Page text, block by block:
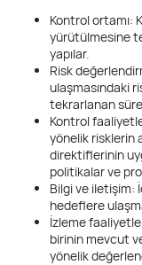
Kontrol ortamı:
yürütülmesine
yapılar.
Risk
ulaşmasındaki
tekrarlanan
Kontrol
yönelik risklerin
direktiflerinin
politikalar ve
Bilgi ve iletişim:
hedeflere
İzleme
birinin mevcut
yönelik